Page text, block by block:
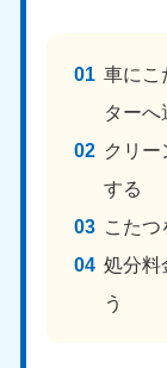
車にこ
ターへ
クリ
する
こた
処分料
う
9:00〜19:00
熊本
050-